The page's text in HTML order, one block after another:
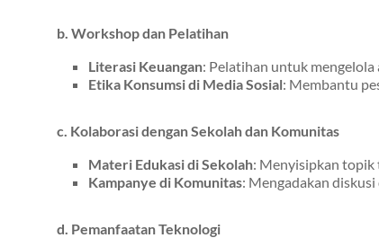
b. Workshop dan Pelatihan
Literasi Keuangan: Pelatihan untuk
Etika Konsumsi di Media Sosial: Membantu
c. Kolaborasi dengan Sekolah dan Komunitas
Materi Edukasi di Sekolah: Menyisipkan topik
Kampanye di Komunitas: Mengadakan
d. Pemanfaatan Teknologi